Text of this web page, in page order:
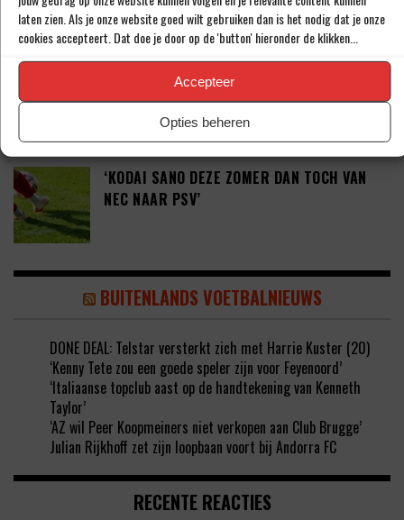
laten zien. Als je onze website goed wilt gebruiken dan is het nodig dat je onze
cookies accepteert. Dat doe je door op de 'button' hieronder de klikken...
Accepteer
Opties beheren
PETER BOSZ OVER ONTWIKKELINGEN BIJ
AJAX: ‘LIG BIBBEREND IN BED’
‘KODAI SANO DEZE ZOMER DAN TOCH VAN
NEC NAAR PSV’
BUITENLANDS VOETBALNIEUWS
DONE DEAL: Telstar versterkt zich met Harrie Kuster (20)
‘Kenny Tete zou een goede speler zijn voor Feyenoord’
‘Italiaanse topclub aast op de handtekening van Kenneth
Taylor’
‘AZ wil Peer Koopmeiners niet verkopen aan Club Brugge’
Julian Rijkhoff zet zijn loopbaan voort bij Andorra FC
RECENTE REACTIES